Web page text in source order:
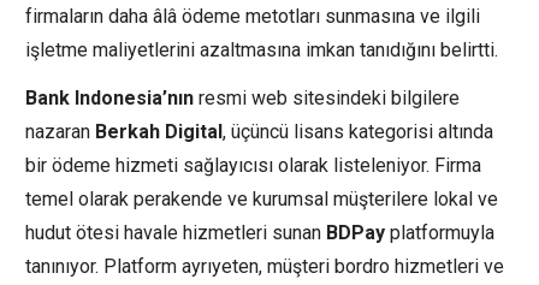
firmaların daha âlâ ödeme metotları sunmasına ve ilgili
işletme maliyetlerini azaltmasına imkan tanıdığını belirtti.
Bank Indonesia’nın resmi web sitesindeki bilgilere
nazaran Berkah Digital, üçüncü lisans kategorisi altında
bir ödeme hizmeti sağlayıcısı olarak listeleniyor. Firma
temel olarak perakende ve kurumsal müşterilere lokal ve
hudut ötesi havale hizmetleri sunan BDPay platformuyla
tanınıyor. Platform ayrıyeten, müşteri bordro hizmetleri ve